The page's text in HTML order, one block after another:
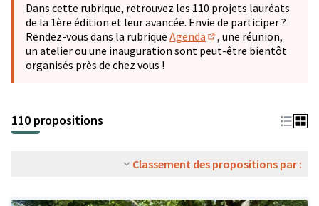
−
Dans cette rubrique, retrouvez les 110 projets lauréats
de la 1ère édition et leur avancée. Envie de participer ?
Rendez-vous dans la rubrique Agenda
(S'ouvre dans un
, une réunion,
un atelier ou une inauguration sont peut-être bientôt
organisés près de chez vous !
110 propositions
Classement des propositions par :